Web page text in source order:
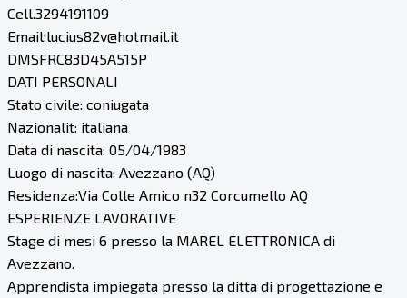
Cell.3294191109
Email:lucius82v@hotmail.it
DMSFRC83D45A515P
DATI PERSONALI
Stato civile: coniugata
Nazionalit: italiana
Data di nascita: 05/04/1983
Luogo di nascita: Avezzano (AQ)
Residenza:Via Colle Amico n32 Corcumello AQ
ESPERIENZE LAVORATIVE
Stage di mesi 6 presso la MAREL ELETTRONICA di
Avezzano.
Apprendista impiegata presso la ditta di progettazione e